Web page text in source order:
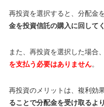
再投資を選択すると、分配金
金を投資信託の購入に回して
また、再投資を選択した場合、
を支払う必要はありません。
再投資のメリットは、複利効
ることで分配金を受け取るよ